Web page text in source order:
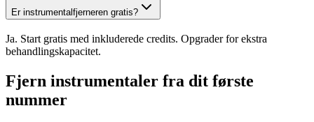
Er instrumentalfjerneren gratis?
Ja. Start gratis med inkluderede credits. Opgrader for ekstra
behandlingskapacitet.
Fjern instrumentaler fra dit første
nummer